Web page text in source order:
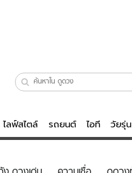
ไลฟ์สไตล์ รถยนต์ ไอที วัยรุ่น
ไลฟ์สไตล์